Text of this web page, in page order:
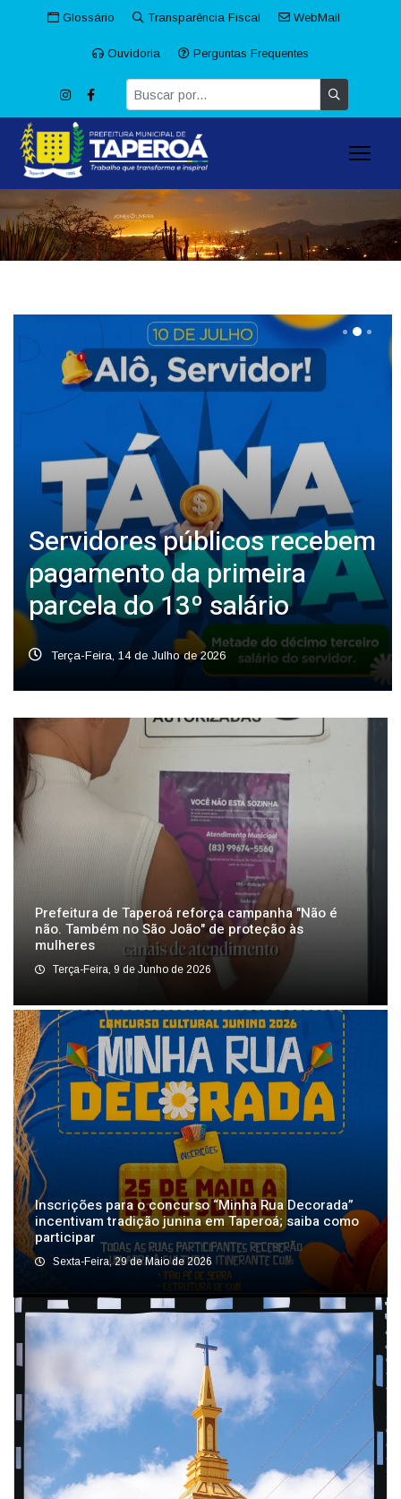
Glossário Transparência Fiscal WebMail
Ouvidoria Perguntas Frequentes
Servidores públicos recebem
pagamento da primeira
parcela do 13º salário
Terça-Feira, 14 de Julho de 2026
Prefeitura de Taperoá reforça campanha "Não é
não. Também no São João" de proteção às
mulheres
Terça-Feira, 9 de Junho de 2026
Inscrições para o concurso “Minha Rua Decorada”
incentivam tradição junina em Taperoá; saiba como
participar
Sexta-Feira, 29 de Maio de 2026